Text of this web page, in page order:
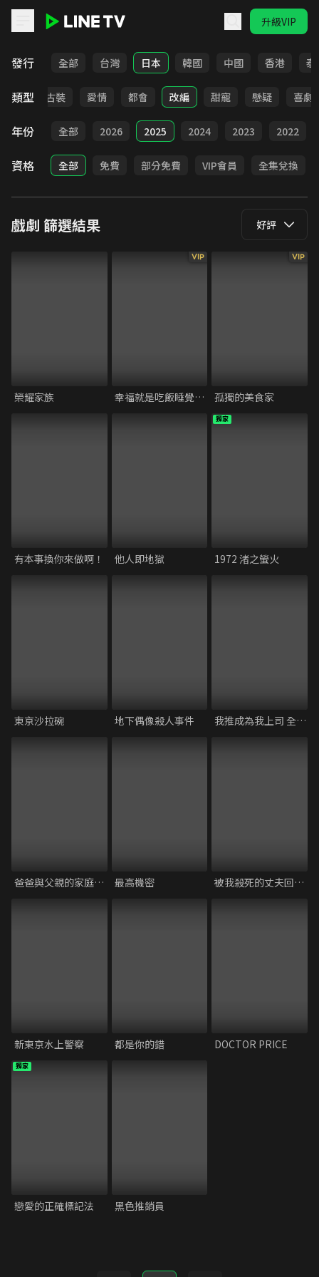
升級VIP
發行 全部 台灣 日本 韓國 中國 香港 泰
類型
家庭 古裝 愛情 都會 改編 甜寵 懸疑 喜劇
年份 全部 2026 2025 2024 2023 2022
資格 全部 免費 部分免費 VIP會員 全集兌換
戲劇 篩選結果 好評
榮耀家族
VIP
幸福就是吃飯睡覺等待
VIP
孤獨的美食家
有本事換你來做啊！ 他人即地獄
獨家
1972 渚之螢火
東京沙拉碗 地下偶像殺人事件 我推成為我上司 全速前進
爸爸與父親的家庭食堂 最高機密 被我殺死的丈夫回來了
新東京水上警察 都是你的錯 DOCTOR PRICE
獨家
戀愛的正確標記法 黑色推銷員